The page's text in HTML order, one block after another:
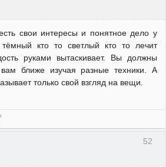
свои интересы и понятное дело у
кто то светлый кто то лечит
руками вытаскивает. Вы должны
ближе изучая разные техники. А
только свой взгляд на вещи.
52